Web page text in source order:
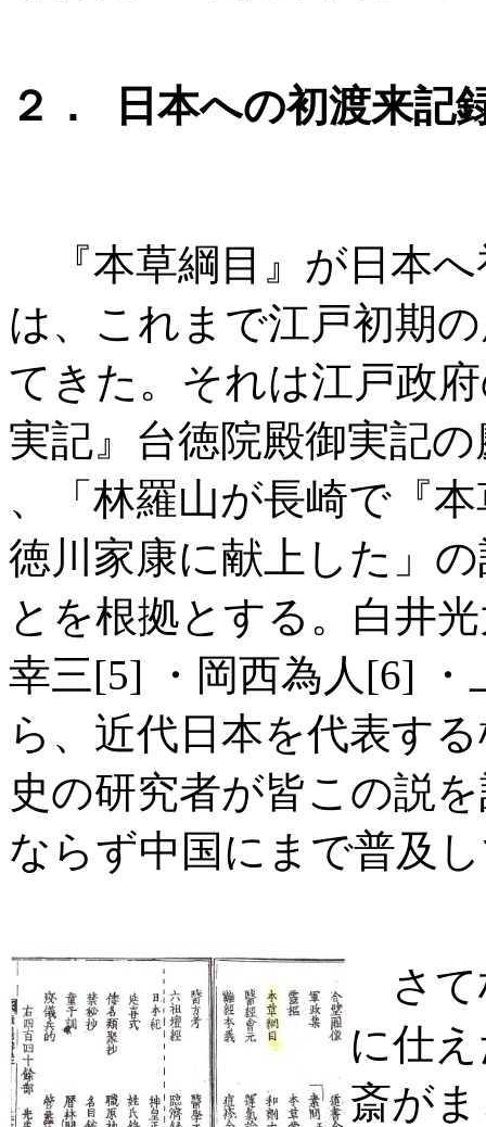
２． 日本への初渡来記
『本草綱目』が日本
は、これまで江戸初期
てきた。それは江戸政
実記』台徳院殿御実記
、「林羅山が長崎で『
徳川家康に献上した」
とを根拠とする。白井
幸三[5] ・岡西為人[6]
ら、近代日本を代表す
史の研究者が皆この説
ならず中国にまで普及
さて
に仕
斎が